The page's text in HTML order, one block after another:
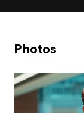
Photos